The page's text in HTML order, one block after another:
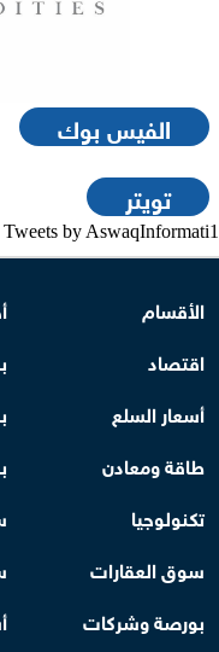
الفيس بوك
تويتر
Tweets by AswaqInformati1
الأقسام
اقتصاد
أسعار السلع
طاقة ومعادن
تكنولوجيا
سوق العقارات
بورصة وشركات